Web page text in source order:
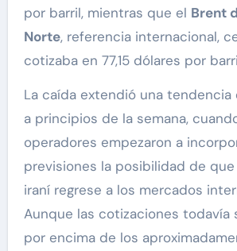
por barril, mientras que el Brent
Norte, referencia internacional,
cotizaba en 77,15 dólares por
La caída extendió una tendencia
a principios de la semana,
operadores empezaron a
previsiones la posibilidad de
iraní regrese a los mercados
Aunque las cotizaciones todavía
por encima de los